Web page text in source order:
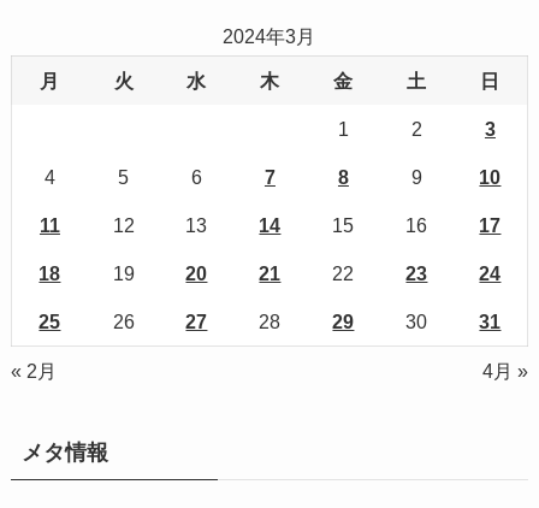
2024年3月
月 火 水 木 金 土 日
1 2 3
4 5 6 7 8 9 10
11 12 13 14 15 16 17
18 19 20 21 22 23 24
25 26 27 28 29 30 31
« 2月 4月 »
メタ情報